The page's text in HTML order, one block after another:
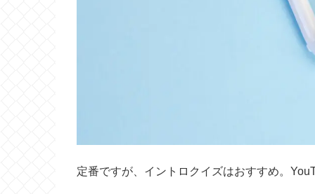
定番ですが、イントロクイズはおすすめ。